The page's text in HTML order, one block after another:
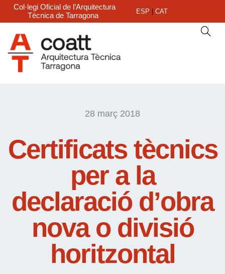
Col·legi Oficial de l’Arquitectura
Tècnica de Tarragona
ESP CAT
28 març 2018
Certificats tècnics
per a la
declaració d’obra
nova o divisió
horitzontal